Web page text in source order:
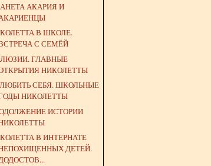
АКАРИЯ И
В ШКОЛЕ.
С СЕМЁЙ
ГЛАВНЫЕ
НИКОЛЕТТЫ
СЕБЯ. ШКОЛЬНЫЕ
НИКОЛЕТТЫ
ИСТОРИИ
В ИНТЕРНАТЕ
ДЕТЕЙ.